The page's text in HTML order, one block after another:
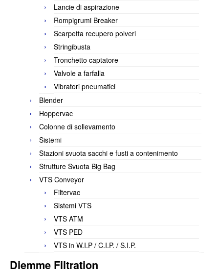
Lancie di aspirazione
Rompigrumi Breaker
Scarpetta recupero polveri
Stringibusta
Tronchetto captatore
Valvole a farfalla
Vibratori pneumatici
Blender
Hoppervac
Colonne di sollevamento
Sistemi
Stazioni svuota sacchi e fusti a contenimento
Strutture Svuota Big Bag
VTS Conveyor
Filtervac
Sistemi VTS
VTS ATM
VTS PED
VTS in W.I.P / C.I.P. / S.I.P.
Diemme Filtration